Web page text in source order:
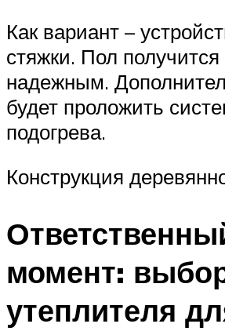
Как вариант –
стяжки. Пол
надежным.
будет проложить
подогрева.
Конструкция
момент:
утеплителя